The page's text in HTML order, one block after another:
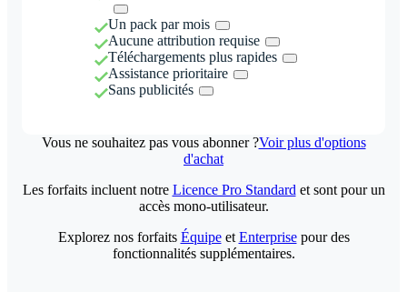
Un pack par mois
Aucune attribution requise
Téléchargements plus rapides
Assistance prioritaire
Sans publicités
Vous ne souhaitez pas vous abonner ?Voir plus d'options
d'achat
Les forfaits incluent notre Licence Pro Standard et sont pour un
accès mono-utilisateur.
Explorez nos forfaits Équipeet Enterprisepour des
fonctionnalités supplémentaires.